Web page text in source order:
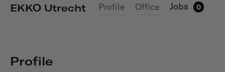
EKKO Utrecht Profile Office Jobs 0
Profile